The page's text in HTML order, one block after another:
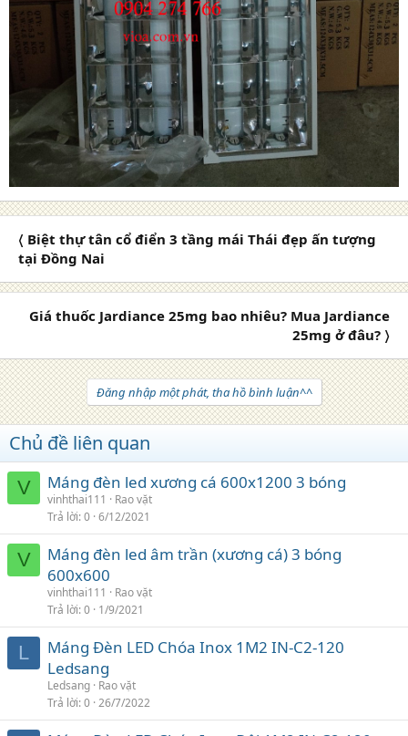
〈 Biệt thự tân cổ điển 3 tầng mái Thái đẹp ấn tượng
tại Đồng Nai
Giá thuốc Jardiance 25mg bao nhiêu? Mua Jardiance
25mg ở đâu? 〉
Đăng nhập một phát, tha hồ bình luận^^
Chủ đề liên quan
V Máng đèn led xương cá 600x1200 3 bóng
vinhthai111
Rao vặt
Trả lời 0 6/12/2021
V
Máng đèn led âm trần (xương cá) 3 bóng
600x600
vinhthai111
Rao vặt
Trả lời 0 1/9/2021
L
Máng Đèn LED Chóa Inox 1M2 IN-C2-120
Ledsang
Ledsang Rao vặt
Trả lời 0 26/7/2022